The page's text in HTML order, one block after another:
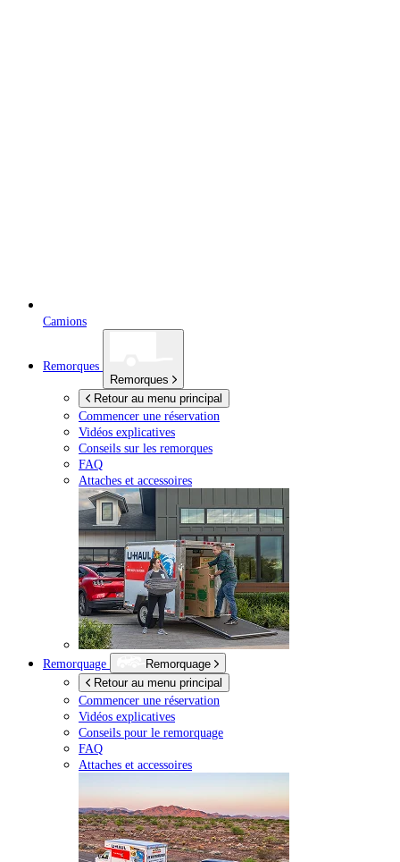
Camions
Remorques
Remorques
Retour au menu principal
Commencer une réservation
Vidéos explicatives
Conseils sur les remorques
FAQ
Attaches et accessoires
Remorquage
Remorquage
Retour au menu principal
Commencer une réservation
Vidéos explicatives
Conseils pour le remorquage
FAQ
Attaches et accessoires